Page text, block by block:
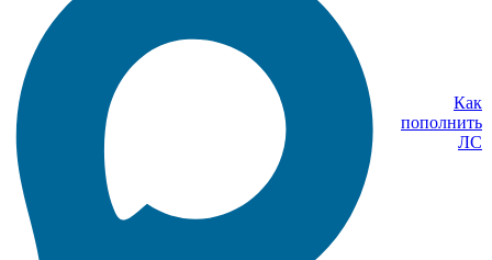
Как
пополнить
ЛС